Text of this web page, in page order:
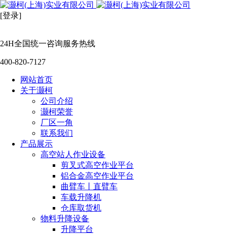
[登录]
24H全国统一咨询服务热线
400-820-7127
网站首页
关于灏柯
公司介绍
灏柯荣誉
厂区一角
联系我们
产品展示
高空站人作业设备
剪叉式高空作业平台
铝合金高空作业平台
曲臂车丨直臂车
车载升降机
仓库取货机
物料升降设备
升降平台